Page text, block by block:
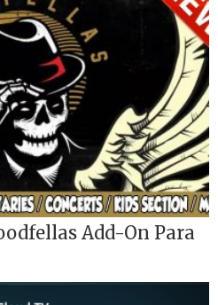
Add-On Para